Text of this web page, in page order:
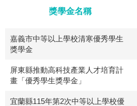
獎學金名稱
嘉義市中等以上學校清寒優秀學生
獎學金
屏東縣推動高科技產業人才培育計
畫「優秀學生獎學金」
宜蘭縣115年第2次中等以上學校優